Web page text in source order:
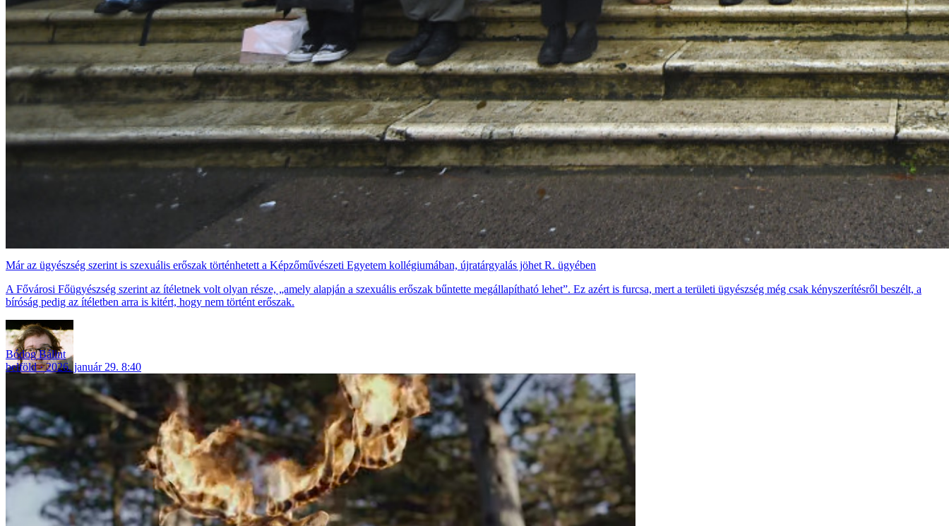
Már az ügyészség szerint is szexuális erőszak történhetett a Képzőművészeti Egyetem kollégiumában, újratárgyalás jöhet R. ügyében
A Fővárosi Főügyészség szerint az ítéletnek volt olyan része, „amely alapján a szexuális erőszak bűntette megállapítható lehet”. Ez azért is furcsa, mert a területi ügyészség még csak kényszerítésről beszélt, a
bíróság pedig az ítéletben arra is kitért, hogy nem történt erőszak.
Bódog Bálint
belföld
2026. január 29. 8:40